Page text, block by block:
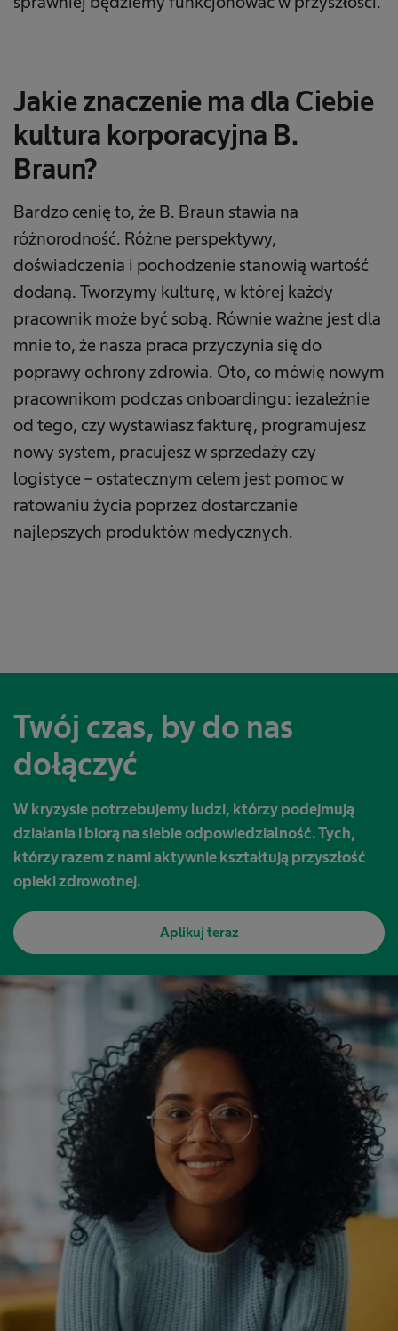
Jakie znaczenie ma dla Ciebie
kultura korporacyjna B.
Braun?
Bardzo cenię to, że B. Braun stawia na
różnorodność. Różne perspektywy,
doświadczenia i pochodzenie stanowią wartość
dodaną. Tworzymy kulturę, w której każdy
pracownik może być sobą. Równie ważne jest dla
mnie to, że nasza praca przyczynia się do
poprawy ochrony zdrowia. Oto, co mówię nowym
pracownikom podczas onboardingu: iezależnie
od tego, czy wystawiasz fakturę, programujesz
nowy system, pracujesz w sprzedaży czy
logistyce – ostatecznym celem jest pomoc w
ratowaniu życia poprzez dostarczanie
najlepszych produktów medycznych.
Twój czas, by do nas
dołączyć
W kryzysie potrzebujemy ludzi, którzy podejmują
działania i biorą na siebie odpowiedzialność. Tych,
którzy razem z nami aktywnie kształtują przyszłość
opieki zdrowotnej.
Aplikuj teraz